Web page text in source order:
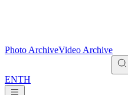
Photo ArchiveVideo Archive
ENTH